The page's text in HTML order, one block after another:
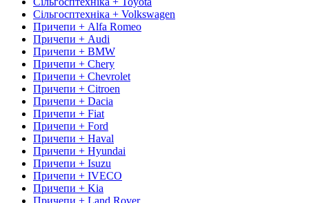
Сільгосптехніка + Volkswagen
Причепи + Alfa Romeo
Причепи + Audi
Причепи + BMW
Причепи + Chery
Причепи + Chevrolet
Причепи + Citroen
Причепи + Dacia
Причепи + Fiat
Причепи + Ford
Причепи + Haval
Причепи + Hyundai
Причепи + Isuzu
Причепи + IVECO
Причепи + Kia
Причепи + Land Rover